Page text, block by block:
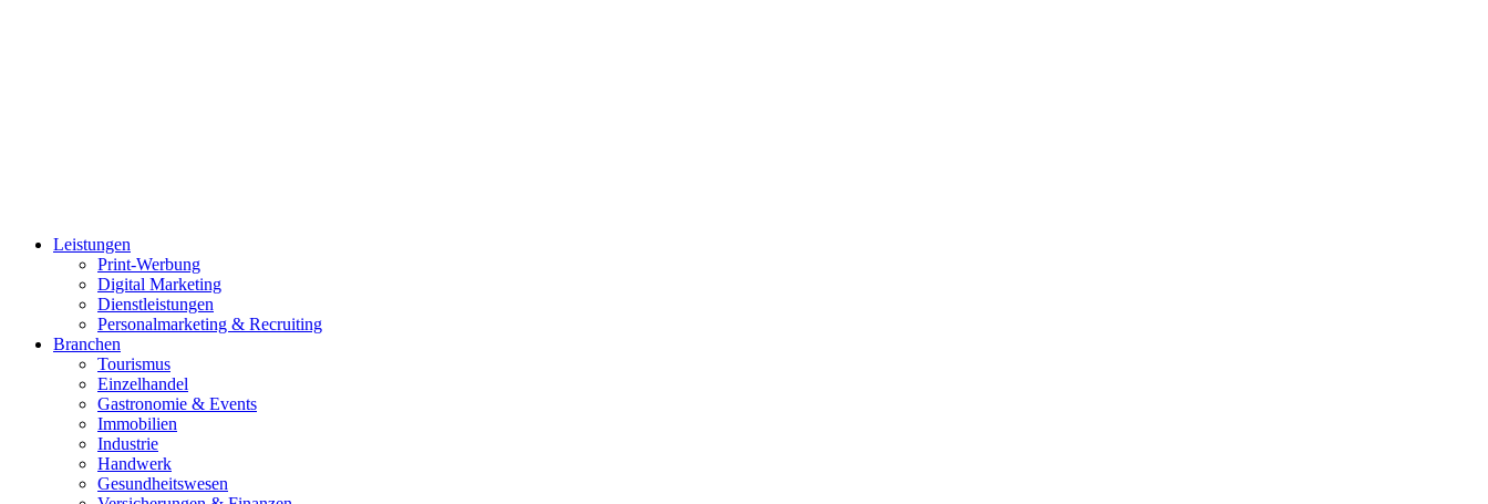
Leistungen
Print-Werbung
Digital Marketing
Dienstleistungen
Personalmarketing & Recruiting
Branchen
Tourismus
Einzelhandel
Gastronomie & Events
Immobilien
Industrie
Handwerk
Gesundheitswesen